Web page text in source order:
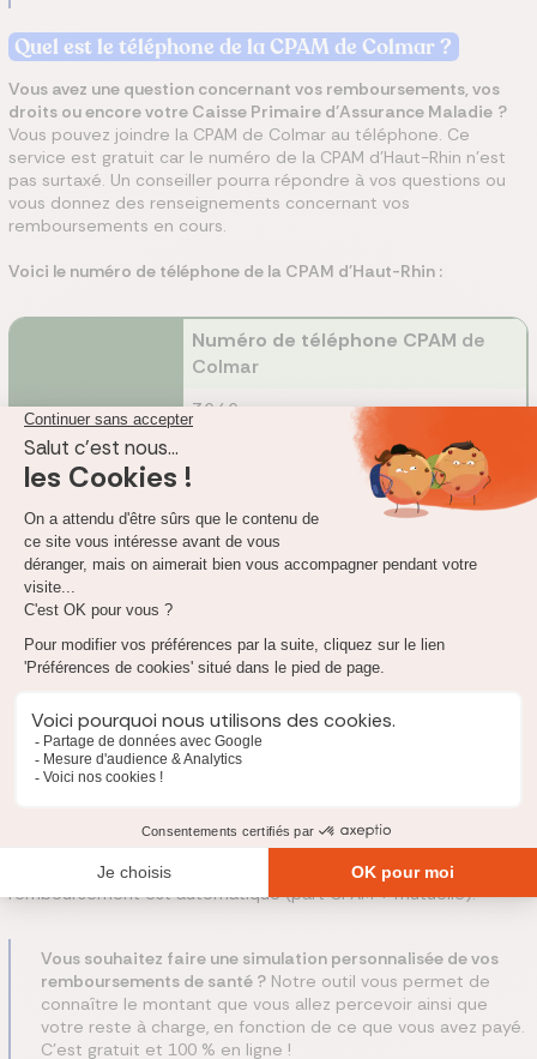
Quel est le téléphone de la CPAMde Colmar ?
Vous avez une question concernant vos remboursements, vos
droits ou encore votre Caisse Primaire d'Assurance Maladie ?
Vous pouvez joindre la CPAM de Colmar au téléphone. Ce
service est gratuit car le numéro de la CPAM d'Haut-Rhin n'est
pas surtaxé. Un conseiller pourra répondre à vos questions ou
vous donnez des renseignements concernant vos
remboursements en cours.
Voici le numéro de téléphone de la CPAM d'Haut-Rhin :
CPAMde Colmar
Numéro de téléphone CPAM de
Colmar
3646
Accueil téléphonique CPAMde
Accueil téléphonique du lundi au
vendredi de 8h30 à 17h30.
Vous êtes à l'étranger et souhaitez joindre la CPAM de
Colmar ? Composez le +33 811 70 36 46 (coût variable selon
votre opérateur).
Remboursement à la CPAM d'Haut-Rhin : comment
ça marche ?
remboursement directement sur votre compte bancaire.
Si vous avez une mutuelle avec télétransmission, le
remboursement est automatique (part CPAM + mutuelle).
Vous souhaitez faire une simulation personnalisée de vos
remboursements de santé ? Notre outil vous permet de
connaître le montant que vous allez percevoir ainsi que
votre reste à charge, en fonction de ce que vous avez payé.
C'est gratuit et 100 % en ligne !